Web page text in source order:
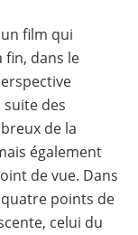
film qui
fin, dans le
des
de la
également
de vue. Dans
points de
celui du